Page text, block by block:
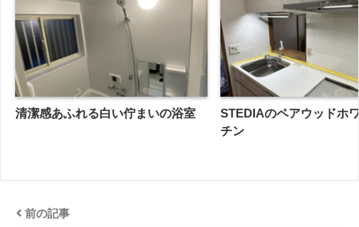
清潔感あふれる白い佇まいの浴室
STEDIAのペアウッドホ
チン
前の記事